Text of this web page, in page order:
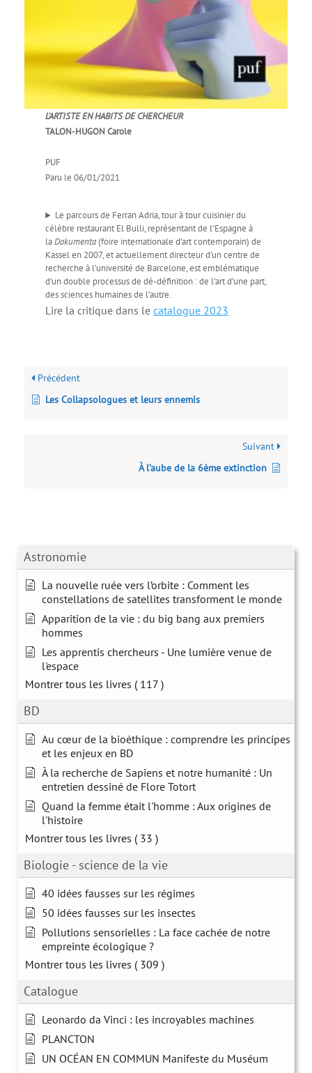
Astronomie
La nouvelle ruée vers l’orbite : Comment les
constellations de satellites transforment le monde
Apparition de la vie : du big bang aux premiers
hommes
Les apprentis chercheurs - Une lumière venue de
l'espace
Montrer tous les livres ( 117 )
BD
Au cœur de la bioéthique : comprendre les principes
et les enjeux en BD
À la recherche de Sapiens et notre humanité : Un
entretien dessiné de Flore Totort
Quand la femme était l'homme : Aux origines de
l'histoire
Montrer tous les livres ( 33 )
Biologie - science de la vie
40 idées fausses sur les régimes
50 idées fausses sur les insectes
Pollutions sensorielles : La face cachée de notre
empreinte écologique ?
Montrer tous les livres ( 309 )
Catalogue
Leonardo da Vinci : les incroyables machines
PLANCTON
UN OCÉAN EN COMMUN Manifeste du Muséum
L’ARTISTE EN HABITS DE CHERCHEUR
TALON-HUGON Carole
PUF
Paru le 06/01/2021
Le parcours de Ferran Adria, tour à tour cuisinier du
célèbre restaurant El Bulli, représentant de l’Espagne à
laDokumenta(foire internationale d’art contemporain) de
Kassel en 2007, et actuellement directeur d’un centre de
recherche à l’université de Barcelone, est emblématique
d’un double processus de dé-définition : de l’art d’une part,
des sciences humaines de l’autre.
Lire la critique dans lecatalogue 2023
Précédent
Les Collapsologues et leurs ennemis
Suivant
À l’aube de la 6ème extinction